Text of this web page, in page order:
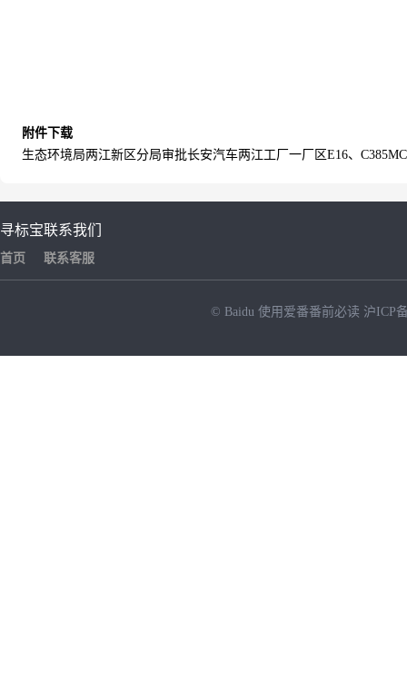
附件下载
生态环境局两江新区分局审批长安汽车两江工厂一厂区E16、
寻标宝
首页
联系我们
联系客服
© Baidu 使用爱番番前必读 沪ICP